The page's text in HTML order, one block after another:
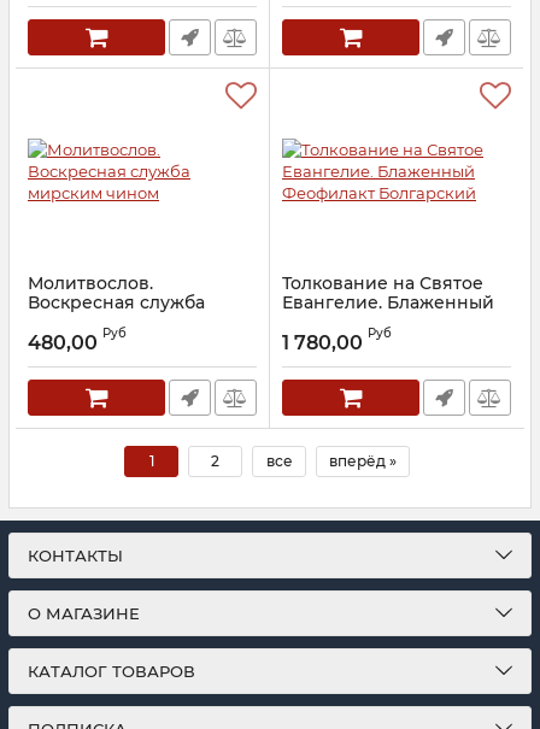
Молитвослов.
Воскресная служба
мирским чином
Артикул: 25120
480,00 Руб
Толкование на Святое
Евангелие. Блаженный
Феофилакт Болгарский
Артикул: 29931
1 780,00 Руб
1 2 все вперёд »
КОНТАКТЫ
О МАГАЗИНЕ
КАТАЛОГ ТОВАРОВ